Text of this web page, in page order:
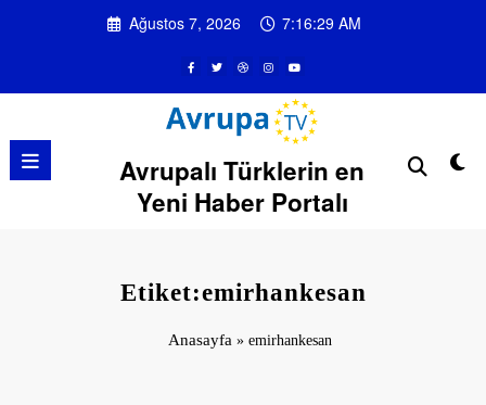
Ağustos 7, 2026 7:16:29 AM
Avrupalı Türklerin en
Yeni Haber Portalı
Etiket:emirhankesan
Anasayfa »emirhankesan